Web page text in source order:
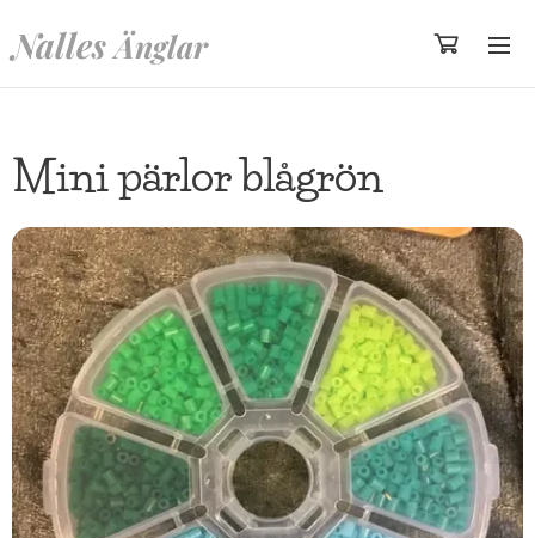
Nalles Änglar
Mini pärlor blågrön